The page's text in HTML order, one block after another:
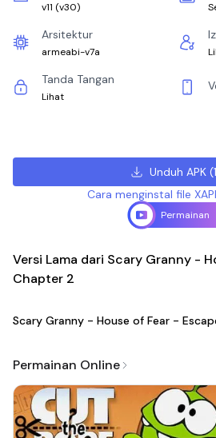
v11 (v30)
Arsitektur
armeabi-v7a
Tanda Tangan
Lihat
Unduh APK (
Cara menginstal file
Permainan
Versi Lama dari Scary Granny -
Chapter 2
Scary Granny - House of Fear -
Permainan Online